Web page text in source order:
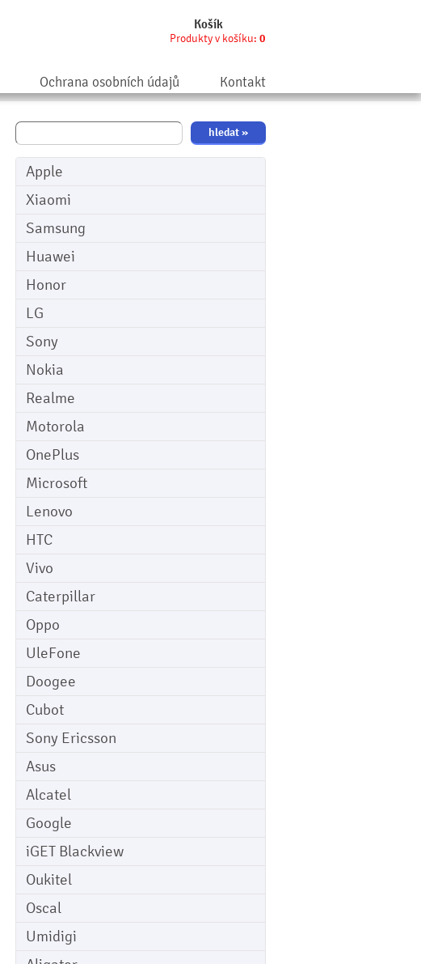
Košík
Produkty v košíku: 0
Ochrana osobních údajů Kontakt
Apple
Xiaomi
Samsung
Huawei
Honor
LG
Sony
Nokia
Realme
Motorola
OnePlus
Microsoft
Lenovo
HTC
Vivo
Caterpillar
Oppo
UleFone
Doogee
Cubot
Sony Ericsson
Asus
Alcatel
Google
iGET Blackview
Oukitel
Oscal
Umidigi